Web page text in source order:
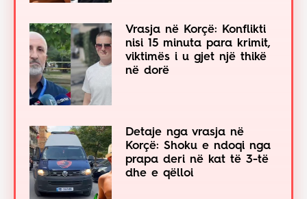
Vrasja në Korçë: Konflikti
nisi 15 minuta para krimit,
viktimës i u gjet një thikë
në dorë
Detaje nga vrasja në
Korçë: Shoku e ndoqi nga
prapa deri në kat të 3-të
dhe e qëlloi